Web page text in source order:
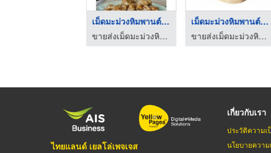
เม็ดมะม่วงหิมพานต์เค ...
ขายส่งเม็ดมะม่วงหิมพานต์ - เกียรติคุณพานิช ชลบุรี
เม็ดมะม่วงหิมพานต์อบ
ขายส่งเม็ดมะม่วงหิมพานต์ - เกียรติคุณพานิช ชลบุรี
ไทยแลนด์ เยลโล่เพจเจส
เกี่ยวกับเรา
ประวัติความเ
นโยบายควา